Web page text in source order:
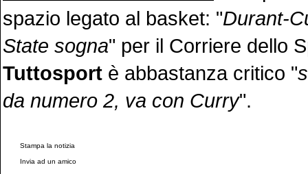
spazio legato al basket: "Durant-
State sogna" per il Corriere dello
Tuttosport è abbastanza critico "
da numero 2, va con Curry".
Stampa la notizia
Invia ad un amico